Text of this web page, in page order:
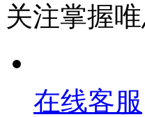
关注掌握
在线客服